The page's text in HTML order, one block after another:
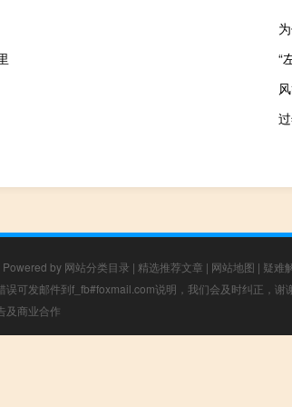
“
Powered by 网站分类目录 | 精选推荐文章 | 网站地图 | 疑难
可发邮件到f_fb#foxmail.com说明，我们会及时纠正，谢
及商业合作